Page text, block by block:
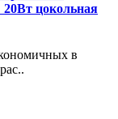
20Вт цокольная
в